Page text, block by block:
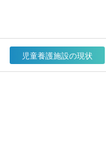
児童養護施設の現状